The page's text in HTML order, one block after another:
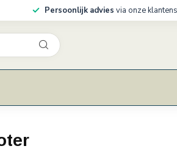
Persoonlijk advies via onze